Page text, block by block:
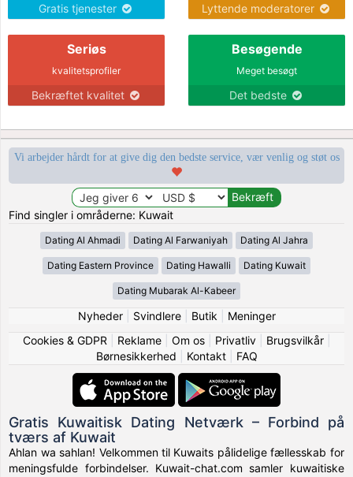
Gratis tjenester Lyttende moderatorer
Seriøs
kvalitetsprofiler
Bekræftet kvalitet
Besøgende
Meget besøgt
Det bedste
Vi arbejder hårdt for at give dig den bedste service, vær venlig og støt os
Find singler i områderne: Kuwait
Dating Al Ahmadi Dating Al Farwaniyah Dating Al Jahra
Dating Eastern Province Dating Hawalli Dating Kuwait
Dating Mubarak Al-Kabeer
Nyheder| Svindlere| Butik
Meninger
Cookies & GDPR
Reklame| Om os| Privatliv| Brugsvilkår|
Børnesikkerhed
Kontakt| FAQ
Gratis Kuwaitisk Dating Netværk – Forbind på
tværs af Kuwait
Ahlan wa sahlan! Velkommen til Kuwaits pålidelige fællesskab for
meningsfulde forbindelser. Kuwait-chat.com samler kuwaitiske